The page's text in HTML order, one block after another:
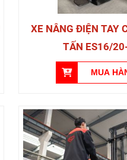
XE NÂNG ĐIỆN TAY
TẤN ES16/